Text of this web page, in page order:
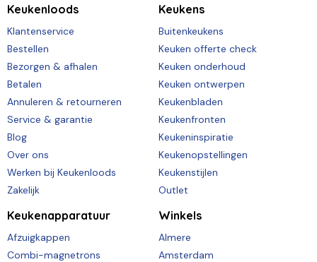
Keukenloods
Klantenservice
Bestellen
Bezorgen & afhalen
Betalen
Annuleren & retourneren
Service & garantie
Blog
Over ons
Werken bij Keukenloods
Zakelijk
Keukens
Buitenkeukens
Keuken offerte check
Keuken onderhoud
Keuken ontwerpen
Keukenbladen
Keukenfronten
Keukeninspiratie
Keukenopstellingen
Keukenstijlen
Outlet
Keukenapparatuur
Afzuigkappen
Combi-magnetrons
Winkels
Almere
Amsterdam